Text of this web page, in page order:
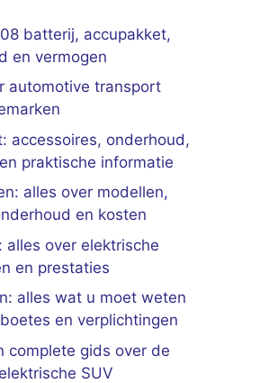
batterij, accupakket,
en vermogen
automotive transport
accessoires, onderhoud,
praktische informatie
alles over modellen,
en kosten
alles over elektrische
en prestaties
alles wat u moet weten
en verplichtingen
complete gids over de
SUV